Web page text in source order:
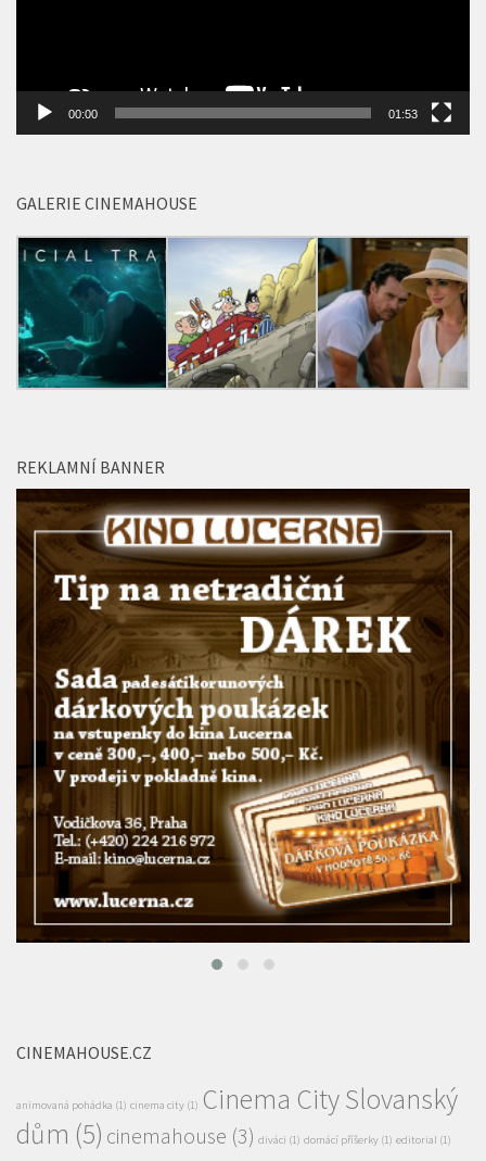
00:00 01:53
GALERIE CINEMAHOUSE
REKLAMNÍ BANNER
CINEMAHOUSE.CZ
animovaná pohádka (1) cinema city (1) Cinema City Slovanský
dům (5) cinemahouse (3) diváci (1) domácí příšerky (1) editorial (1)